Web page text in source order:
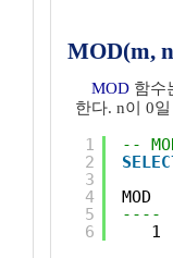
MOD(m,
MOD 함수
한다. n이 0
1
2
3
4
5
6
--
MOD
----
1